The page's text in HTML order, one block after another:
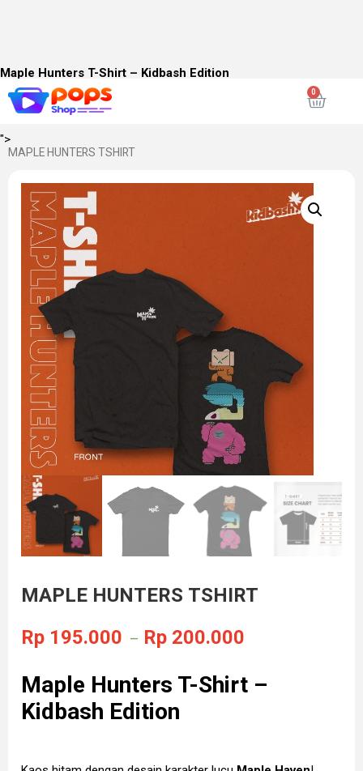
Maple Hunters T-Shirt – Kidbash Edition
Kaos hitam dengan desain karakter lucu
Sisi depan tampil minimalis dengan logo "Maple Haven", dan sisi
belakang dengan 3 karakter lucu Maple Haven.
">
MAPLE HUNTERS TSHIRT
MAPLE HUNTERS TSHIRT
Rp 195.000 – Rp 200.000
Maple Hunters T-Shirt –
Kidbash Edition